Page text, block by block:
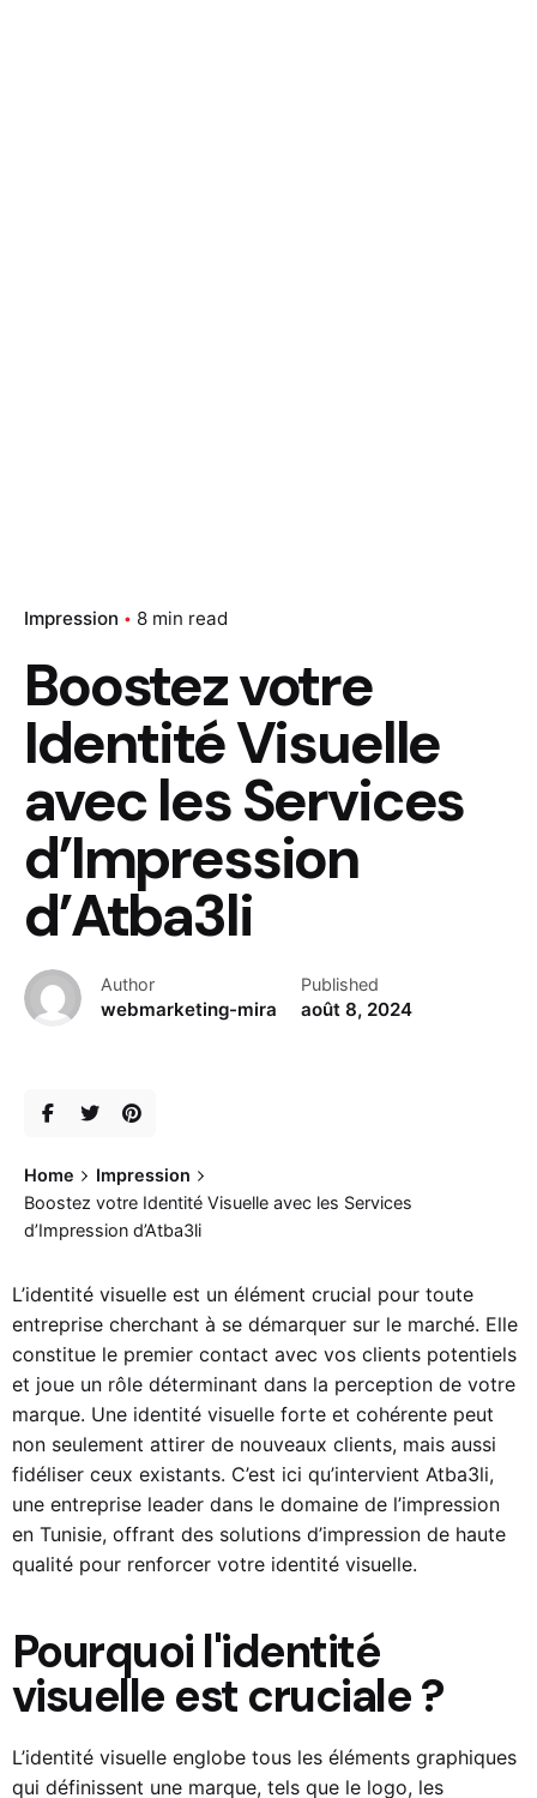
Impression 8 min read
Boostez votre
Identité Visuelle
avec les Services
d’Impression
d’Atba3li
Author
webmarketing-mira
Published
août 8, 2024
Home
Impression
Boostez votre Identité Visuelle avec les Services
d’Impression d’Atba3li
L’identité visuelle est un élément crucial pour toute
entreprise cherchant à se démarquer sur le marché. Elle
constitue le premier contact avec vos clients potentiels
et joue un rôle déterminant dans la perception de votre
marque. Une identité visuelle forte et cohérente peut
non seulement attirer de nouveaux clients, mais aussi
fidéliser ceux existants. C’est ici qu’intervient Atba3li,
une entreprise leader dans le domaine de l’impression
en Tunisie, offrant des solutions d’impression de haute
qualité pour renforcer votre identité visuelle.
Pourquoi l'identité
visuelle est cruciale ?
L’identité visuelle englobe tous les éléments graphiques
qui définissent une marque, tels que le logo, les